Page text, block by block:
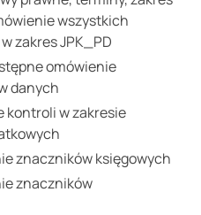
wszystkich
zakres JPK_PD
omówienie
danych
kontroli w zakresie
znaczników księgowych
znaczników